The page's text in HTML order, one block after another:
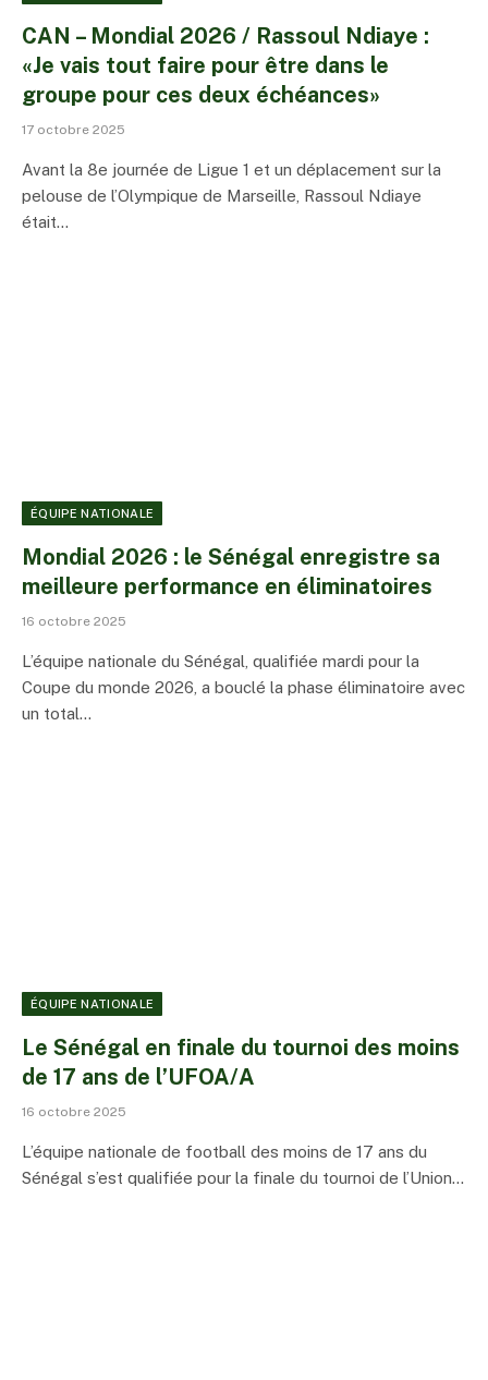
CAN – Mondial 2026 / Rassoul Ndiaye :
«Je vais tout faire pour être dans le
groupe pour ces deux échéances»
17 octobre 2025
Avant la 8e journée de Ligue 1 et un déplacement sur la
pelouse de l’Olympique de Marseille, Rassoul Ndiaye
était…
ÉQUIPE NATIONALE
Mondial 2026 : le Sénégal enregistre sa
meilleure performance en éliminatoires
16 octobre 2025
L’équipe nationale du Sénégal, qualifiée mardi pour la
Coupe du monde 2026, a bouclé la phase éliminatoire avec
un total…
ÉQUIPE NATIONALE
Le Sénégal en finale du tournoi des moins
de 17 ans de l’UFOA/A
16 octobre 2025
L’équipe nationale de football des moins de 17 ans du
Sénégal s’est qualifiée pour la finale du tournoi de l’Union…